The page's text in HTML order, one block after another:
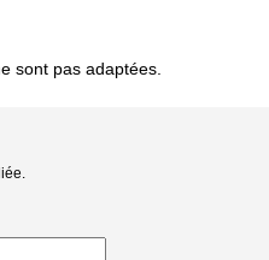
sont pas adaptées.